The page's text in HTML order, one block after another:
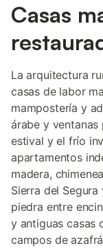
Casas
La arquitectura
casas de labor
mampostería y
árabe y ventanas
estival y el frío
apartamentos
madera,
Sierra del
piedra entre
y antiguas casas
campos de